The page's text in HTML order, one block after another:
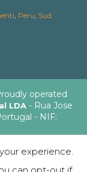
Peru Sud
operated
LDA - Rua Jose
- NIF:
experience.